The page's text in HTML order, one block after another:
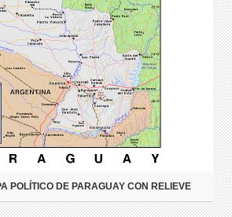
POLÍTICO DE PARAGUAY CON RELIEVE